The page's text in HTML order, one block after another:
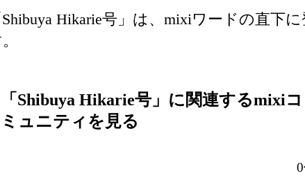
Shibuya Hikarie号」は、mixiワードの直下
「Shibuya Hikarie号」に関連するmixiコ
ミュニティを見る